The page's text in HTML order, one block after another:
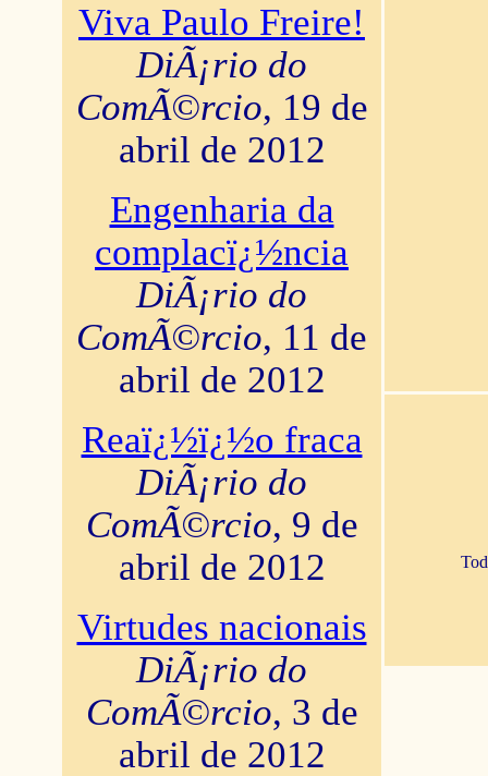
Viva Paulo Freire!
DiÃ¡rio do
ComÃ©rcio, 19 de
abril de 2012
Engenharia da
complacï¿½ncia
DiÃ¡rio do
ComÃ©rcio, 11 de
abril de 2012
Reaï¿½ï¿½o fraca
DiÃ¡rio do
ComÃ©rcio, 9 de
abril de 2012
Virtudes nacionais
DiÃ¡rio do
ComÃ©rcio, 3 de
abril de 2012